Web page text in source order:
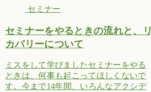
セミナー
セミナーをやるときの流れと、リ
カバリーについて
ミスをして学びましたセミナーをやる
ときは、何事も起こってほしくないで
す。今まで14年間、いろんなアクシデ